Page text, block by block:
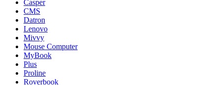
Casper
CMS
Datron
Lenovo
Mivvy
Mouse Computer
MyBook
Plus
Proline
Roverbook